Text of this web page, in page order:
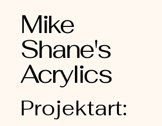
Mike
Shane's
Acrylics
Projektart: